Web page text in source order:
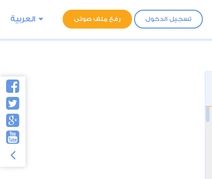
تسجيل الدخول رفع ملف صوتى العربية